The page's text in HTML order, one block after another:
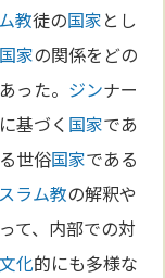
教徒の国家とし
国家の関係をどの
った。 ジンナー
基づく 国家であ
世俗国家である
ラム教の解釈や
て、内部での対
文化的にも多様な